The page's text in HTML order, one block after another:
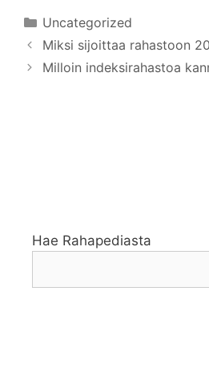
Kategoriat
Uncategorized
Miksi sijoittaa rahastoon
Milloin indeksirahastoa
Hae Rahapediasta